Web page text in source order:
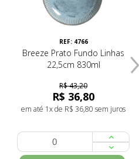
REF: 4766
Breeze Prato Fundo Linhas
22,5cm 830ml
R$ 43,20
R$ 36,80
em até 1x de R$ 36,80 sem juros